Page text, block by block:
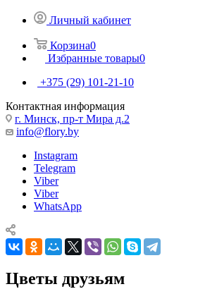
Личный кабинет
Корзина0
Избранные товары0
+375 (29) 101-21-10
Контактная информация
г. Минск, пр-т Мира д.2
info@flory.by
Instagram
Telegram
Viber
Viber
WhatsApp
Цветы друзьям